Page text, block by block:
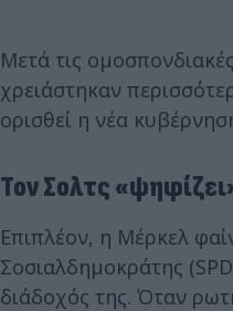
Μετά τις
χρειάστηκαν
ορισθεί η νέα
Τον Σολτς
Επιπλέον, η Μέρκελ
Σοσιαλδημοκράτης
διάδοχός της. Όταν